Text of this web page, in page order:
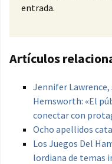
entrada.
Artículos
Jennifer
Hemsworth: «El
conectar con
Ocho apellidos
Los Juegos Del
lordiana de temas